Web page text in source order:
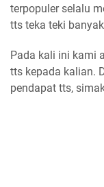
terpopuler selalu
tts teka teki
Pada kali ini kami
tts kepada kalian.
pendapat tts,